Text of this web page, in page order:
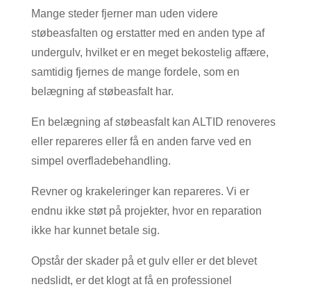
Mange steder fjerner man uden videre
støbeasfalten og erstatter med en anden type af
undergulv, hvilket er en meget bekostelig affære,
samtidig fjernes de mange fordele, som en
belægning af støbeasfalt har.
En belægning af støbeasfalt kan ALTID renoveres
eller repareres eller få en anden farve ved en
simpel overfladebehandling.
Revner og krakeleringer kan repareres. Vi er
endnu ikke støt på projekter, hvor en reparation
ikke har kunnet betale sig.
Opstår der skader på et gulv eller er det blevet
nedslidt, er det klogt at få en professionel